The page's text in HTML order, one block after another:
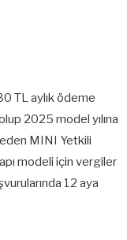
TL aylık ödeme
2025 model yılına
MINI Yetkili
modeli için vergiler
12 aya